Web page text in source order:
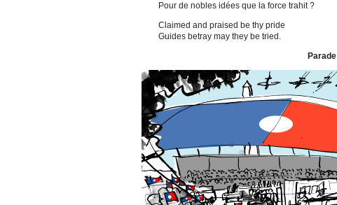
Pour de nobles idées que la force trahit ?
Claimed and praised be thy pride
Guides betray may they be tried.
Parade